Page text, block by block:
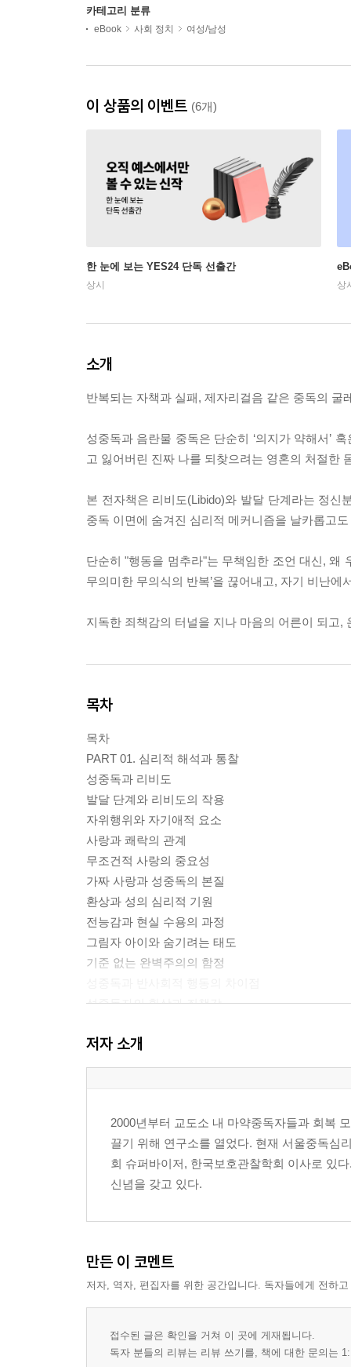
카테고리 분류
eBook 사회 정치 여성/남성
이 상품의 이벤트 (6개)
한 눈에 보는 YES24 단독 선출간
상시 상
소개
반복되는 자책과 실패, 제자리걸음 같은 중독의 굴
성중독과 음란물 중독은 단순히 ‘의지가 약해서’
고 잃어버린 진짜 나를 되찾으려는 영혼의 처절한
본 전자책은 리비도(Libido)와 발달 단계라는 정
중독 이면에 숨겨진 심리적 메커니즘을 날카롭고
단순히 "행동을 멈추라"는 무책임한 조언 대신, 왜
무의미한 무의식의 반복’을 끊어내고, 자기 비난에
지독한 죄책감의 터널을 지나 마음의 어른이 되고
목차
목차
PART 01. 심리적 해석과 통찰
성중독과 리비도
발달 단계와 리비도의 작용
자위행위와 자기애적 요소
사랑과 쾌락의 관계
무조건적 사랑의 중요성
가짜 사랑과 성중독의 본질
환상과 성의 심리적 기원
전능감과 현실 수용의 과정
그림자 아이와 숨기려는 태도
기준 없는 완벽주의의 함정
성중독자의 환상과 죄책감
PART 02. 잃어버린 것을 되찾으려는 몸부림
성숙한 의존 관계로 나아가기
마음의 어른이 되는 길
계산된 삶의 태도
잃어버린 것을 되찾으려는 몸부림
자기 비난과 중독의 악순환
음란물 중독의 기준
초자아와 비난의 굴레에 대하여
나 자신을 용서한다는 것
저자 소개
2000년부터 교도소 내 마약중독자들과 회복
끌기 위해 연구소를 열었다. 현재 서울중독심
회 슈퍼바이저, 한국보호관찰학회 이사로 있
신념을 갖고 있다.
만든 이 코멘트
저자, 역자, 편집자를 위한 공간입니다. 독자들에게 전하
접수된 글은 확인을 거쳐 이 곳에 게재됩니다.
독자 분들의 리뷰는 리뷰 쓰기를, 책에 대한 문의는